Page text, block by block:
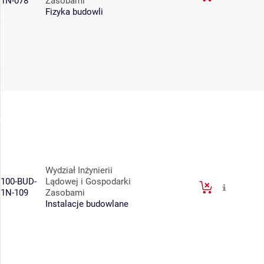
Fizyka budowli
100-BUD-
1N-109
Wydział Inżynierii
Lądowej i Gospodarki
Zasobami
Instalacje budowlane